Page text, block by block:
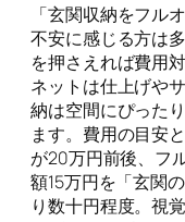
「玄関収納をフル
不安に感じる方は
を押さえれば費用
ネットは仕上げや
納は空間にぴった
ます。費用の目安
が20万円前後、フ
額15万円を「玄関
り数十円程度。視